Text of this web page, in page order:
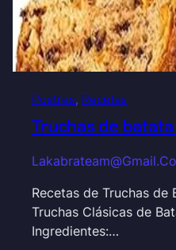
Postres, Recetas
Truchas de
Recetas de Truchas de
Truchas Clásicas de
Ingredientes:…